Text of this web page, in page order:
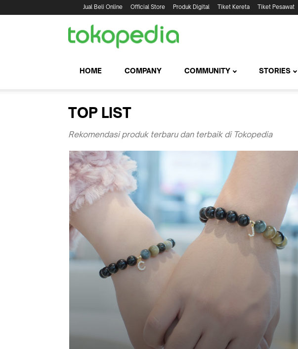
Jual Beli Online Official Store Produk Digital Tiket Kereta Tiket Pesawat
HOME COMPANY COMMUNITY STORIES
TOP LIST
Rekomendasi produk terbaru dan terbaik di Tokopedia